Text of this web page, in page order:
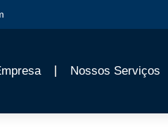
Nossos Serviços